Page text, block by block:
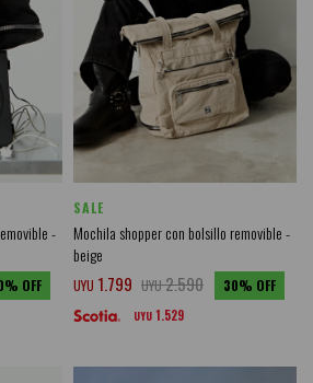
-
SALE
Mochila shopper con bolsillo removible -
beige
UYU 1.799 UYU2.590 30
UYU 1.529